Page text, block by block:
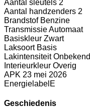
Aantal sleutels 2
Aantal handzenders 2
Brandstof Benzine
TransmissieAutomaat
Basiskleur Zwart
Laksoort Basis
Lakintensiteit Onbekend
Interieurkleur Overig
APK 23 mei 2026
Energielabel E
Geschiedenis